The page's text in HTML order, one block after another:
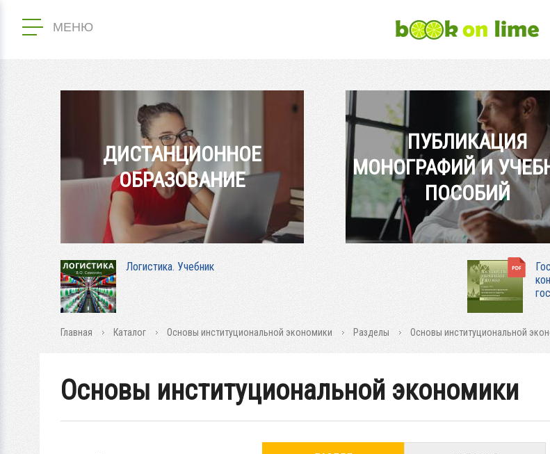
МЕНЮ
ДИСТАНЦИОННОЕ
ОБРАЗОВАНИЕ
ПУБЛИКАЦИЯ
МОНОГРАФИЙ И
ПОСОБИЙ
Логистика. Учебник
Главная Каталог Основы институциональной экономики Разделы Основы институциональной
Основы институциональной экономики